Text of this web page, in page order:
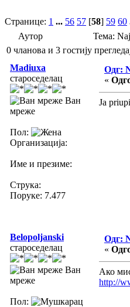
Странице: 1 ... 56 57 [58] 59 60
Аутор
Тема:
0 чланова и 3 гостију
Madiuxa
староседелац
Ван
мреже
Пол:
Организација:
Име и презиме:
Струка:
Поруке: 7.477
Одг:
«
Ja
Belopoljanski
староседелац
Ван
мреже
Пол:
Одг:
«
Ако
http://